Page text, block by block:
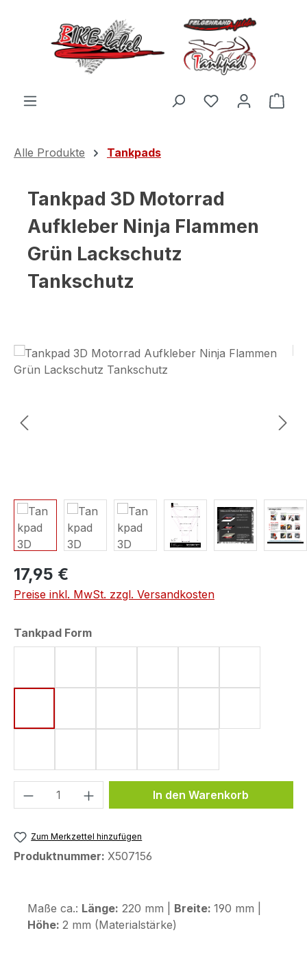
Zum Hauptinhalt springen
Du hast 0
Alle Produkte Tankpads
Tankpad 3D Motorrad
Aufkleber Ninja Flammen
Grün Lackschutz
Tankschutz
Bildergalerie überspringen
17,95 €
Preise inkl. MwSt. zzgl. Versandkosten
Tankpad Formauswählen
Produkt Anzahl: Gib denIn den Warenkorb
Zum Merkzettel hinzufügen
Produktnummer: X507156
Maße ca.: Länge: 220 mm | Breite: 190 mm |
Höhe: 2 mm (Materialstärke)